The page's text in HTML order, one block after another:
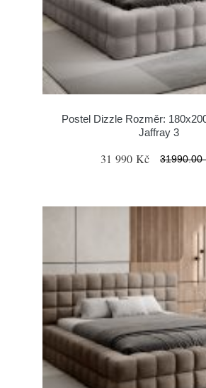
Postel Dizzle Rozměr:
Jaffray 3
31 990 Kč 31990.00